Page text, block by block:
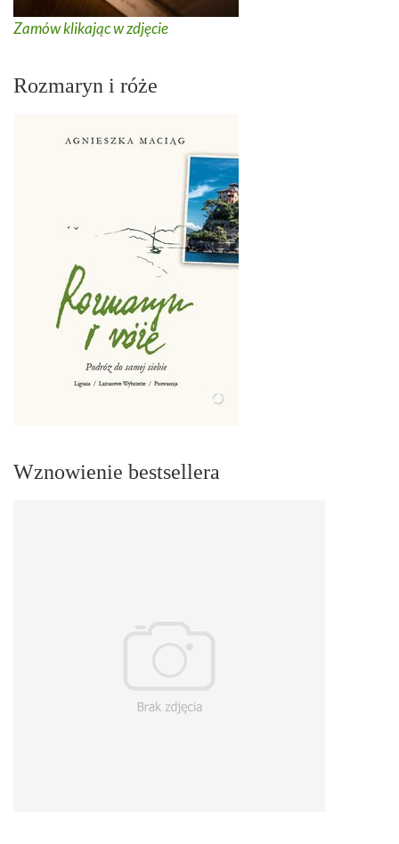
Zamów klikając w zdjęcie
Rozmaryn i róże
Wznowienie bestsellera